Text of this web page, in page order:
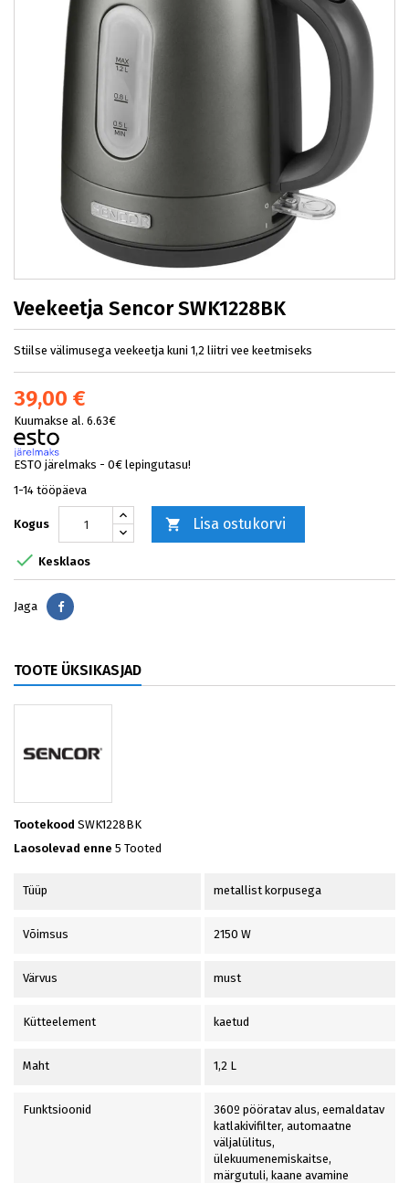
Veekeetja Sencor SWK1228BK
Stiilse välimusega veekeetja kuni 1,2 liitri vee keetmiseks
39,00 €
Kuumakse al. 6.63€
ESTO järelmaks - 0€ lepingutasu!
1-14 tööpäeva
Kogus  Lisa ostukorvi
 Kesklaos
Jaga Jaga
TOOTE ÜKSIKASJAD
Tootekood SWK1228BK
Laosolevad enne 5 Tooted
Tüüp metallist korpusega
Võimsus 2150 W
Värvus must
Kütteelement kaetud
Maht 1,2 L
Funktsioonid
360º pööratav alus, eemaldatav
katlakivifilter, automaatne
väljalülitus,
ülekuumenemiskaitse,
märgutuli, kaane avamine